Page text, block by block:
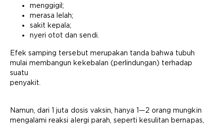
menggigil;
merasa lelah;
sakit kepala;
nyeri otot dan sendi.
Efek samping tersebut merupakan tanda bahwa tubuh
mulai membangun kekebalan (perlindungan) terhadap
suatu
penyakit.
Namun, dari 1 juta dosis vaksin, hanya 1—2 orang mungkin
mengalami reaksi alergi parah, seperti kesulitan bernapas,